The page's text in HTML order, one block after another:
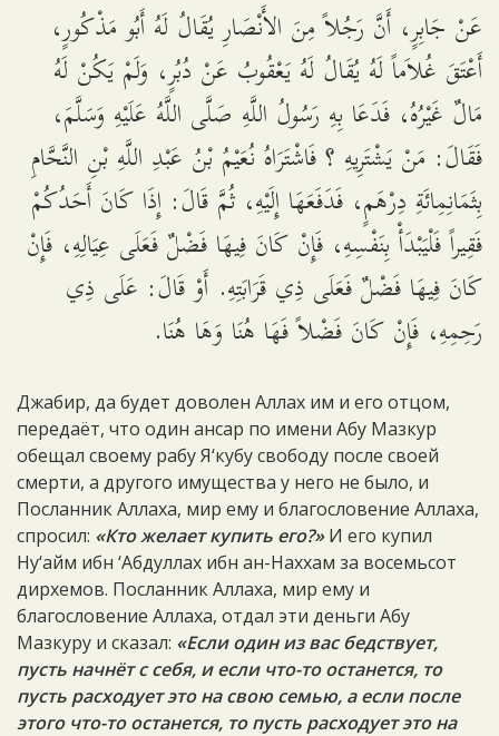
عَنْ جَابِرٍ، أَنَّ رَجُلاً مِنَ الأَنْصَارِ يُقَالُ لَهُ أَبُو مَذْكُورٍ،
أَعْتَقَ غُلاَماً لَهُ يُقَالُ لَهُ يَعْقُوبُ عَنْ دُبُرٍ، وَلَمْ يَكُنْ لَهُ
مَالٌ غَيْرُهُ، فَدَعَا بِهِ رَسُولُ اللَّهِ صَلَّى اللَّهُ عَلَيْهِ وَسَلَّمَ،
فَقَالَ: مَنْ يَشْتَرِيهِ ؟ فَاشْتَرَاهُ نُعَيْمُ بْنُ عَبْدِ اللَّهِ بْنِ النَّحَّامِ
بِثَمَانِمِائَةِ دِرْهَمٍ، فَدَفَعَهَا إِلَيْهِ، ثُمَّ قَالَ: إِذَا كَانَ أَحَدُكُمْ
فَقِيراً فَلْيَبْدَأْ بِنَفْسِهِ، فَإِنْ كَانَ فِيهَا فَضْلٌ فَعَلَى عِيَالِهِ، فَإِنْ
كَانَ فِيهَا فَضْلٌ فَعَلَى ذِي قَرَابَتِهِ. أَوْ قَالَ: عَلَى ذِي
رَحِمِهِ، فَإِنْ كَانَ فَضْلاً فَهَا هُنَا وَهَا هُنَا.
Джабир, да будет доволен Аллах им и его отцом,
передаёт, что один ансар по имени Абу Мазкур
обещал своему рабу Я‘кубу свободу после своей
смерти, а другого имущества у него не было, и
Посланник Аллаха, мир ему и благословение Аллаха,
спросил: «Кто желает купить его?»И его купил
Ну‘айм ибн ‘Абдуллах ибн ан-Наххам за восемьсот
дирхемов. Посланник Аллаха, мир ему и
благословение Аллаха, отдал эти деньги Абу
Мазкуру и сказал: «Если один из вас бедствует,
пусть начнёт с себя, и если что-то останется, то
пусть расходует это на свою семью, а если после
этого что-то останется, то пусть расходует это на